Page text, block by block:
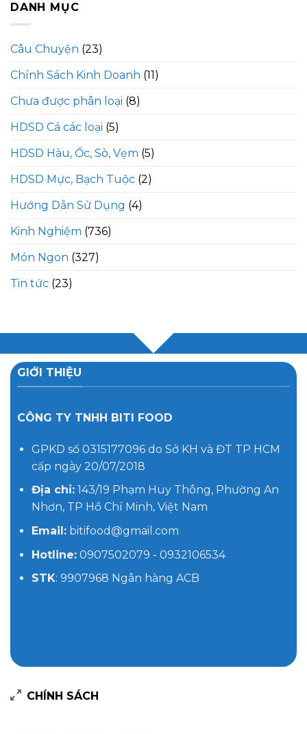
DANH MỤC
Câu Chuyện (23)
Chính Sách Kinh Doanh (11)
Chưa được phân loại (8)
HDSD Cá các loại (5)
HDSD Hàu, Ốc, Sò, Vẹm (5)
HDSD Mực, Bạch Tuộc (2)
Hướng Dẫn Sử Dụng (4)
Kinh Nghiệm (736)
Món Ngon (327)
Tin tức (23)
GIỚI THIỆU
CÔNG TY TNHH BITI FOOD
GPKD số 0315177096 do Sở KH và ĐT TP HCM
cấp ngày 20/07/2018
Địa chỉ:143/19 Phạm Huy Thông, Phường An
Nhơn, TP Hồ Chí Minh, Việt Nam
Email:bitifood@gmail.com
Hotline:0907502079 - 0932106534
STK: 9907968 Ngân hàng ACB
CHÍNH SÁCH